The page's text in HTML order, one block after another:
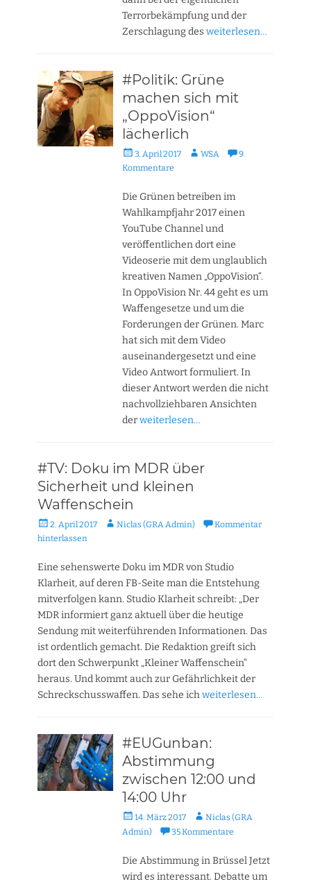
Terrorbekämpfung und der
Zerschlagung desweiterlesen…
#Politik: Grüne
machen sich mit
„OppoVision“
lächerlich
Veröffentlicht
am
3. April 2017 AutorWSA
9
Kommentare
Die Grünen betreiben im
Wahlkampfjahr 2017 einen
YouTube Channel und
veröffentlichen dort eine
Videoserie mit dem unglaublich
kreativen Namen „OppoVision“.
In OppoVision Nr. 44 geht es um
Waffengesetze und um die
Forderungen der Grünen. Marc
hat sich mit dem Video
auseinandergesetzt und eine
Video Antwort formuliert. In
dieser Antwort werden die nicht
nachvollziehbaren Ansichten
derweiterlesen…
#TV: Doku im MDR über
Sicherheit und kleinen
Waffenschein
Veröffentlicht
am
2. April 2017 AutorNiclas (GRA Admin)
Kommentar
hinterlassen
Eine sehenswerte Doku im MDR von Studio
Klarheit, auf deren FB-Seite man die Entstehung
mitverfolgen kann. Studio Klarheit schreibt: „Der
MDR informiert ganz aktuell über die heutige
Sendung mit weiterführenden Informationen. Das
ist ordentlich gemacht. Die Redaktion greift sich
dort den Schwerpunkt „Kleiner Waffenschein“
heraus. Und kommt auch zur Gefährlichkeit der
Schreckschusswaffen. Das sehe ichweiterlesen…
#EUGunban:
Abstimmung
zwischen 12:00 und
14:00 Uhr
Veröffentlicht
am
14. März 2017 AutorNiclas (GRA
Admin)
35 Kommentare
Die Abstimmung in Brüssel Jetzt
wird es interessant. Debatte um